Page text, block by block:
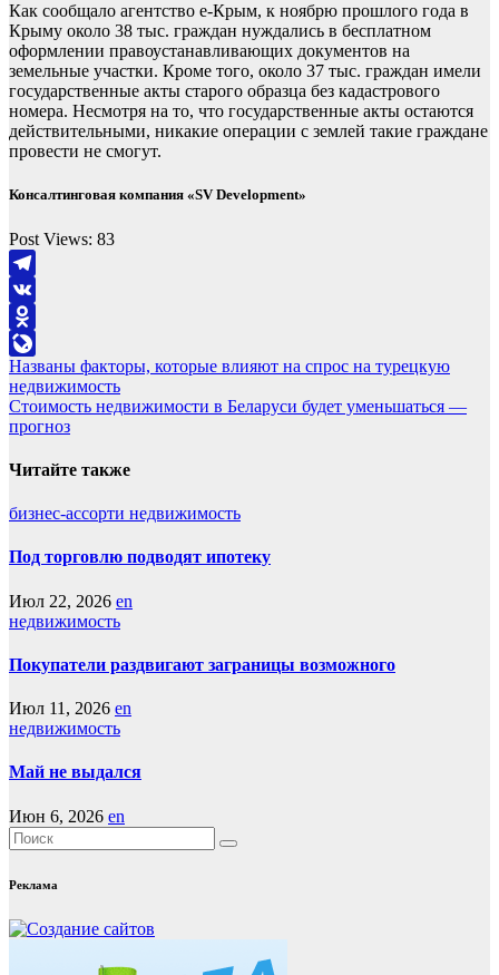
Как сообщало агентство е-Крым, к ноябрю прошлого года в
Крыму около 38 тыс. граждан нуждались в бесплатном
оформлении правоустанавливающих документов на
земельные участки. Кроме того, около 37 тыс. граждан имели
государственные акты старого образца без кадастрового
номера. Несмотря на то, что государственные акты остаются
действительными, никакие операции с землей такие граждане
провести не смогут.
Консалтинговая компания «SV Development»
Post Views: 83
Telegram
VK
Odnoklassniki
LiveJournal
Навигация
по
записям
Названы факторы, которые влияют на спрос на турецкую
недвижимость
Стоимость недвижимости в Беларуси будет уменьшаться —
прогноз
Читайте также
бизнес-ассорти недвижимость
Под торговлю подводят ипотеку
Июл 22, 2026 en
недвижимость
Покупатели раздвигают заграницы возможного
Июл 11, 2026 en
недвижимость
Май не выдался
Июн 6, 2026 en
Реклама